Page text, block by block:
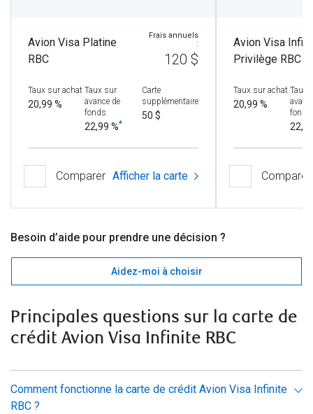
Avion Visa Platine
RBC
Frais annuels
:
120 $
Taux sur achat
20,99 %
Taux sur
avance de
fonds
22,99 %*
Carte
supplémentaire
50 $
Comparer Afficher la carte
Avion Visa
Privilège RBC
Taux sur achat
20,99 %
Taux
fonds
Comparer
Besoin d’aide pour prendre une décision ?
Aidez-moi à choisir
Principales questions sur la carte de
crédit Avion Visa Infinite RBC
Comment fonctionne la carte de crédit Avion Visa Infinite
RBC ?